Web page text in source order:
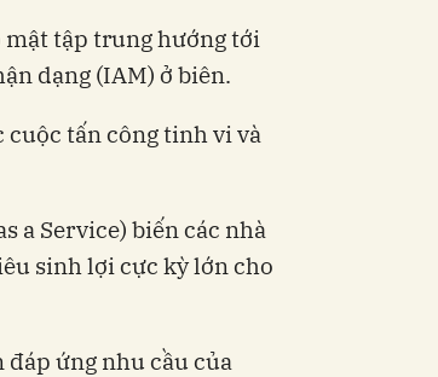
mật tập trung hướng tới
dạng (IAM) ở biên.
cuộc tấn công tinh vi và
a Service) biến các nhà
sinh lợi cực kỳ lớn cho
ứng nhu cầu của